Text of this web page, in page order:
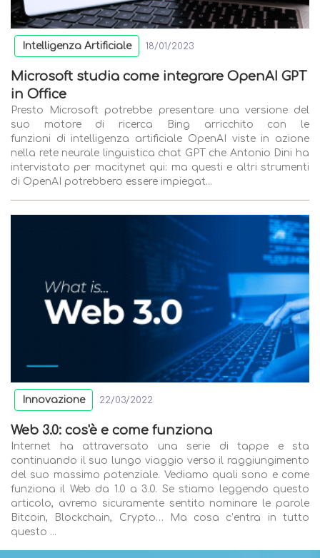
Intelligenza Artificiale 18/01/2023
Microsoft studia come integrare OpenAI GPT
in Office
Presto Microsoft potrebbe presentare una versione del
suo motore di ricerca Bing arricchito con le
funzioni di intelligenza artificiale OpenAI viste in azione
nella rete neurale linguistica chat GPT che Antonio Dini ha
intervistato per macitynet qui: ma questi e altri strumenti
di OpenAI potrebbero essere impiegat...
Innovazione 22/03/2022
Web 3.0: cos'è e come funziona
Internet ha attraversato una serie di tappe e sta
continuando il suo lungo viaggio verso il raggiungimento
del suo massimo potenziale. Vediamo quali sono e come
funziona il Web da 1.0 a 3.0. Se stiamo leggendo questo
articolo, avremo sicuramente sentito nominare le parole
Bitcoin, Blockchain, Crypto… Ma cosa c’entra in tutto
questo ...